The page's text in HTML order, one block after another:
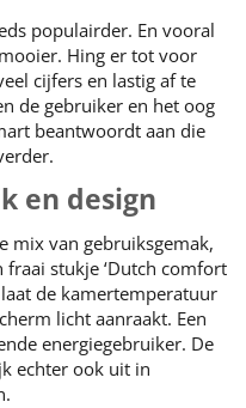
populairder. En vooral
Hing er tot voor
cijfers en lastig af te
de gebruiker en het oog
beantwoordt aan die
en design
mix van gebruiksgemak,
stukje ‘Dutch comfort
de kamertemperatuur
licht aanraakt. Een
energiegebruiker. De
echter ook uit in